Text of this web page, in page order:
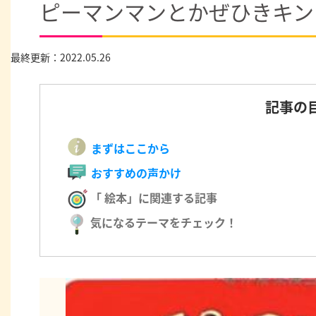
ピーマンマンとかぜひきキン
最終更新：2022.05.26
記事の
まずはここから
おすすめの声かけ
「 絵本」に関連する記事
気になるテーマをチェック！